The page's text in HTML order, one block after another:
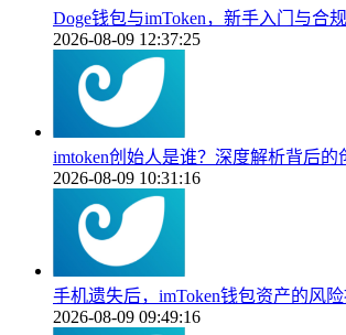
Doge钱包与imToken，新手入门与合
2026-08-09 12:37:25
imtoken创始人是谁？深度解析背后的
2026-08-09 10:31:16
手机遗失后，imToken钱包资产的风
2026-08-09 09:49:16